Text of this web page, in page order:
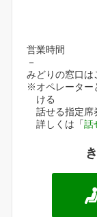
営業時間
－
みどりの窓口は
※オペレーター
ける
話せる指定席
詳しくは「話